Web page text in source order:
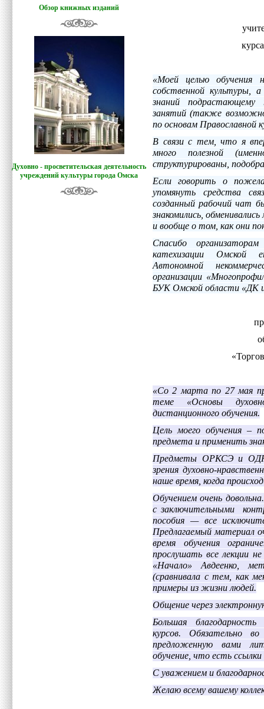
Обзор книжных изданий
Духовно - просветительская деятельность
учреждений культуры города Омска
«Моей целью обучения
собственной культуры,
знаний подрастающему
занятий (также
по основам Православной
В связи с тем, что я
много полезной
структурированы,
Если говорить о
упомянуть средства
созданный рабочий чат
знакомились,
и вообще о том, как они
Спасибо
катехизации Омской
Автономной
организации
БУК Омской области «ДК
«Со 2 марта по 27 мая
теме «Основы
дистанционного обучения.
Цель моего обучения –
предмета и применить
Предметы ОРКСЭ и
зрения духовно-
наше время, когда
Обучением очень
с заключительными
пособия — все
Предлагаемый материал
время обучения
прослушать все лекции
«Начало» Авдеенко,
(сравнивала с тем, как
примеры из жизни людей.
Общение через
Большая благодарность
курсов. Обязательно
предложенную вами
обучение, что есть
С уважением и
Желаю всему вашему